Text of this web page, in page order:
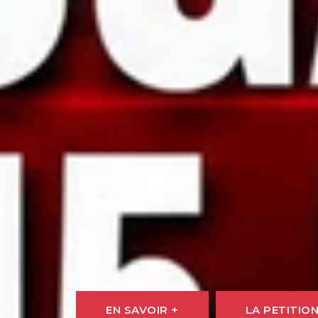
EN SAVOIR + LA PETITION